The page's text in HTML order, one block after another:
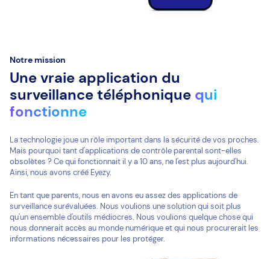
Notre mission
Une vraie application du
surveillance téléphonique qui
fonctionne
La technologie joue un rôle important dans la sécurité de vos proches.
Mais pourquoi tant d'applications de contrôle parental sont-elles
obsolètes ? Ce qui fonctionnait il y a 10 ans, ne l'est plus aujourd'hui.
Ainsi, nous avons créé Eyezy.
En tant que parents, nous en avons eu assez des applications de
surveillance surévaluées. Nous voulions une solution qui soit plus
qu'un ensemble d'outils médiocres. Nous voulions quelque chose qui
nous donnerait accès au monde numérique et qui nous procurerait les
informations nécessaires pour les protéger.